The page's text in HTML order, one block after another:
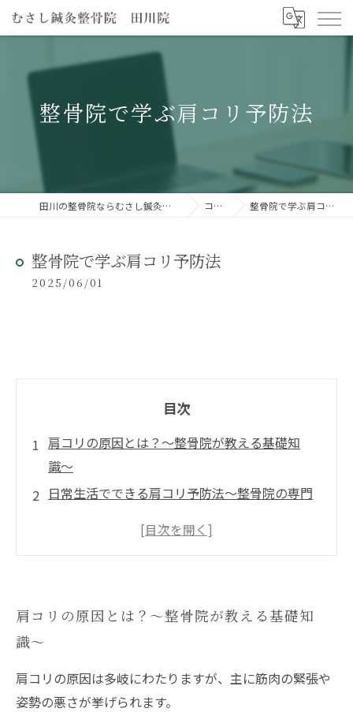
整骨院で学ぶ肩コリ予防法
田川の整骨院ならむさし鍼灸整骨院 田川院 コラム 整骨院で学ぶ肩コリ予防法
整骨院で学ぶ肩コリ予防法
2025/06/01
目次
肩コリの原因とは？〜整骨院が教える基礎知
識〜
日常生活でできる肩コリ予防法〜整骨院の専門
肩コリ改善につながるストレッチ〜整骨院での
て変わる健康〜
スを活用する方法〜
肩コリが軽減された実体験〜整骨院で変わった
肩コリの原因とは？〜整骨院が教える基礎知
識〜
肩コリの原因は多岐にわたりますが、主に筋肉の緊張や
姿勢の悪さが挙げられます。